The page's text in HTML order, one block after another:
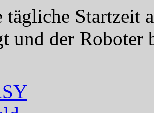
tägliche Startzeit
und der Roboter